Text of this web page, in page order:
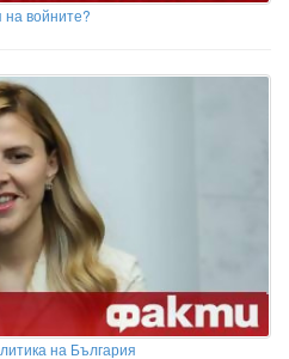
на войните?
на България